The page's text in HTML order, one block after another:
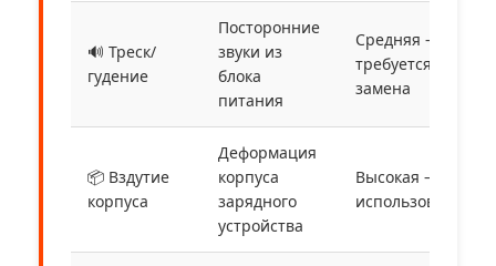
🔊 Треск/
гудение
Посторонние
звуки из
блока
питания
Средняя —
требуется
замена
📦 Вздутие
корпуса
Деформация
корпуса
зарядного
устройства
Высокая — не
использовать!